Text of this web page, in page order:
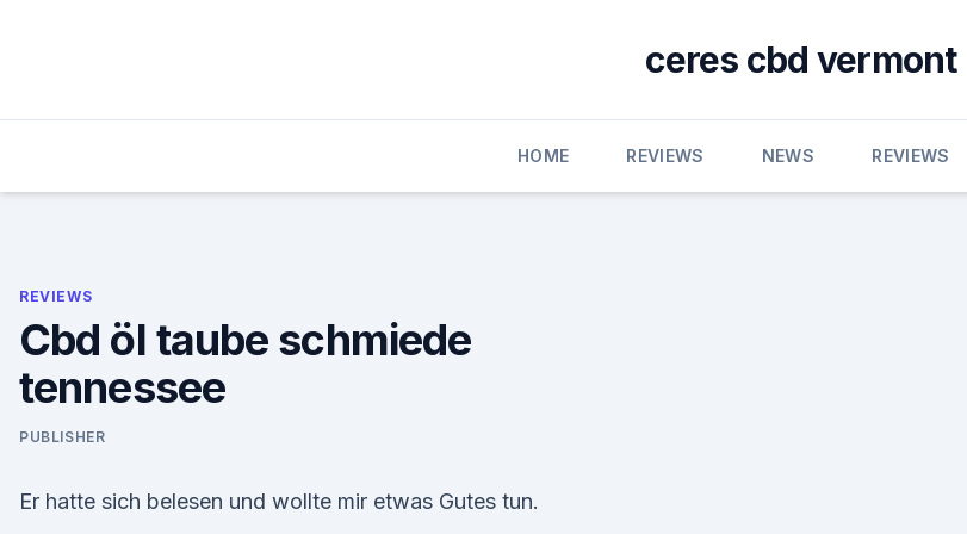
ceres cbd vermont
HOME REVIEWS NEWS REVIEWS
REVIEWS
Cbd öl taube schmiede
tennessee
PUBLISHER
Er hatte sich belesen und wollte mir etwas Gutes tun.